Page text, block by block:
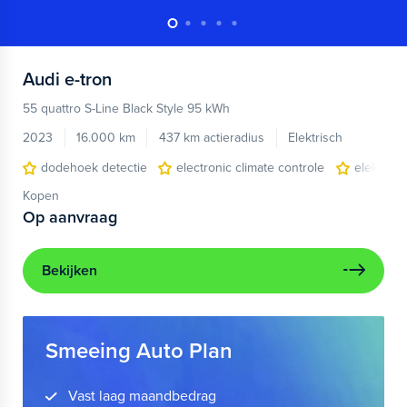
Audi e-tron
55 quattro S-Line Black Style 95 kWh
2023
16.000 km 437 km actieradius
Elektrisch
dodehoek detectie
electronic climate controle
Kopen
Op aanvraag
Bekijken
Smeeing Auto Plan
Vast laag maandbedrag